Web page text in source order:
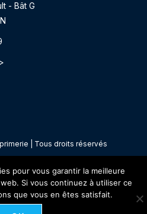
- Bât G
| Tous droits réservés
pour vous garantir la meilleure
Si vous continuez à utiliser ce
que vous en êtes satisfait.